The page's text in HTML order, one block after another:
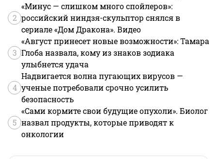
2
«Минус — слишком много спойлеров»:
российский ниндзя-скульптор снялся в
сериале «Дом Дракона». Видео
3
«Август принесет новые возможности»: Тамара
Глоба назвала, кому из знаков зодиака
улыбнется удача
4
Надвигается волна пугающих вирусов —
ученые потребовали срочно усилить
безопасность
5
«Сами кормите свои будущие опухоли». Биолог
назвал продукты, которые приводят к
онкологии